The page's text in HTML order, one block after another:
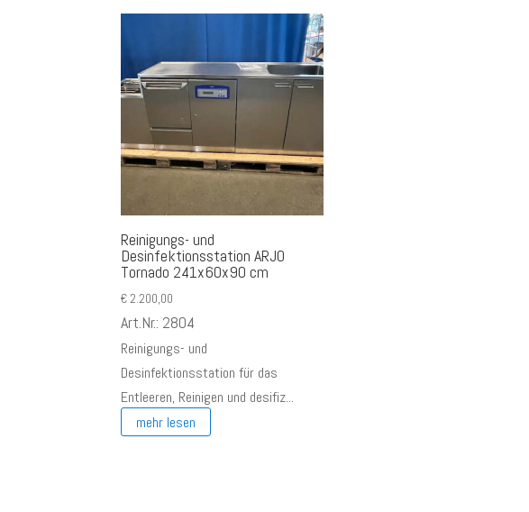
Reinigungs- und
Desinfektionsstation ARJO
Tornado 241x60x90 cm
€2.200,00
Art.Nr.: 2804
Reinigungs- und
Desinfektionsstation für das
Entleeren, Reinigen und desifiz...
mehr lesen